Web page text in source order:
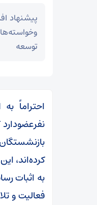
توسعه
به اثبات
فعالیت و